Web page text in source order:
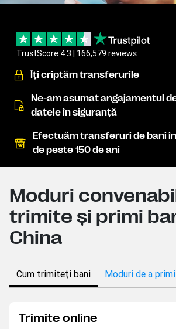
TrustScore 4.3 | 166,579 reviews
Îţi criptăm transferurile
Ne-am asumat angajamentul
datele în siguranţă
Efectuăm transferuri de bani
de peste 150 de ani
Moduri
trimite şi primi
China
Cum trimiteţi bani Moduri de a
Trimite online